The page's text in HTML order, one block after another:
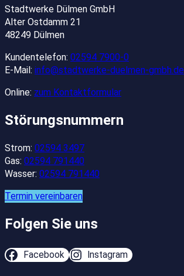
Stadtwerke Dülmen GmbH
Alter Ostdamm 21
48249 Dülmen
Kundentelefon: 02594 7900-0
E-Mail: info@stadtwerke-duelmen-gmbh.de
Online: zum Kontaktformular
Störungsnummern
Strom: 02594 3497
Gas: 02594 791440
Wasser: 02594 791440
Termin vereinbaren
Folgen Sie uns
Facebook Instagram